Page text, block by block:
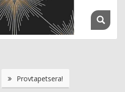
Provtapetsera!